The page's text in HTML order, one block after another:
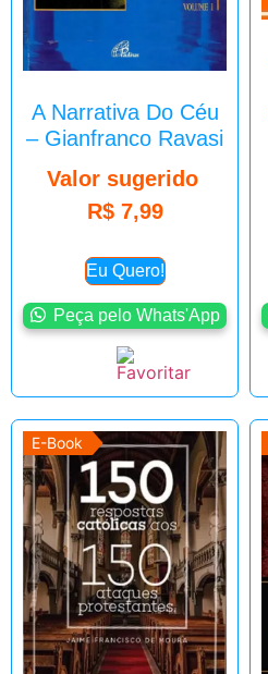
A Narrativa Do Céu
– Gianfranco Ravasi
Valor sugerido
R$7,99
Eu Quero!
Peça pelo Whats'App
E-Book